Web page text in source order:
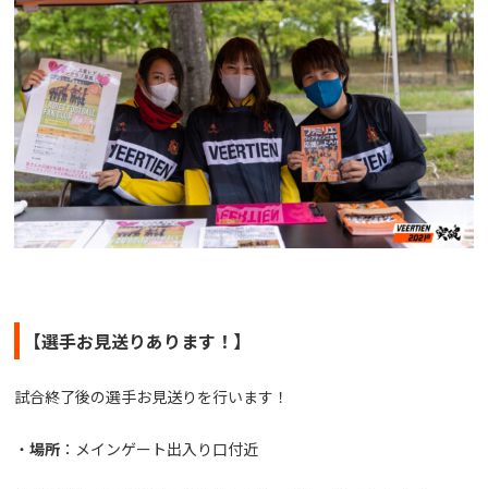
【選手お見送りあります！】
試合終了後の選手お見送りを行います！
・場所 ：メインゲート出入り口付近